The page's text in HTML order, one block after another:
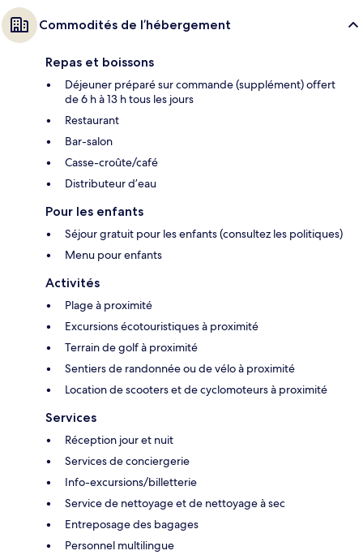
Commodités de l’hébergement
Repas et boissons
Déjeuner préparé sur commande (supplément) offert
de 6 h à 13 h tous les jours
Restaurant
Bar-salon
Casse-croûte/café
Distributeur d’eau
Pour les enfants
Séjour gratuit pour les enfants (consultez les politiques)
Menu pour enfants
Activités
Plage à proximité
Excursions écotouristiques à proximité
Terrain de golf à proximité
Sentiers de randonnée ou de vélo à proximité
Location de scooters et de cyclomoteurs à proximité
Services
Réception jour et nuit
Services de conciergerie
Info-excursions/billetterie
Service de nettoyage et de nettoyage à sec
Entreposage des bagages
Personnel multilingue